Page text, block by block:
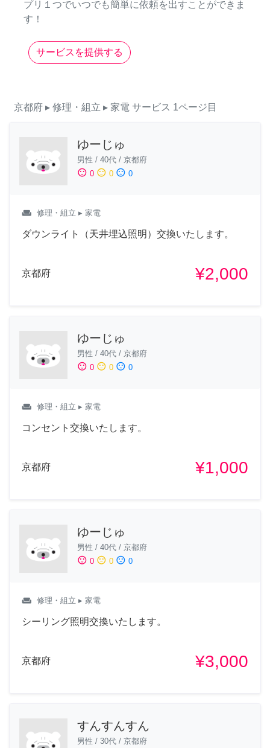
プリ１つでいつでも簡単に依頼を出すことができま
す！
サービスを提供する
京都府 ▸ 修理・組立 ▸ 家電 サービス 1ページ目
ゆーじゅ
男性 / 40代 / 京都府
sentiment_satisfied 0 sentiment_neutral 0 sentiment_dissatisfied 0
weekend 修理・組立 ▸ 家電
ダウンライト（天井埋込照明）交換いたします。
京都府 ¥2,000
ゆーじゅ
男性 / 40代 / 京都府
sentiment_satisfied 0 sentiment_neutral 0 sentiment_dissatisfied 0
weekend 修理・組立 ▸ 家電
コンセント交換いたします。
京都府 ¥1,000
ゆーじゅ
男性 / 40代 / 京都府
sentiment_satisfied 0 sentiment_neutral 0 sentiment_dissatisfied 0
weekend 修理・組立 ▸ 家電
シーリング照明交換いたします。
京都府 ¥3,000
すんすんすん
男性 / 30代 / 京都府